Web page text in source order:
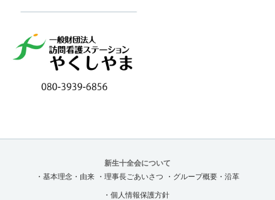
新生十全会について
・基本理念・由来
・理事長ごあいさつ ・グループ概要・沿革
・個人情報保護方針